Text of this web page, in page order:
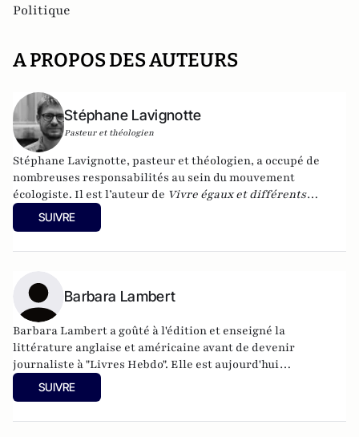
Politique
A PROPOS DES AUTEURS
Stéphane Lavignotte
Pasteur et théologien
Stéphane Lavignotte, pasteur et théologien, a occupé de
nombreuses responsabilités au sein du mouvement
écologiste. Il est l’auteur de Vivre égaux et différents
(éditions de l’Atelier, 2008), de
souhaitable ?(Textuel, 2010) et de
SUIVRE
Barbara Lambert
Barbara Lambert a goûté à l'édition et enseigné la
littérature anglaise et américaine avant de devenir
journaliste à "Livres Hebdo". Elle est aujourd'hui
responsable des rubriques société/idées d'Atlantico.fr.
SUIVRE